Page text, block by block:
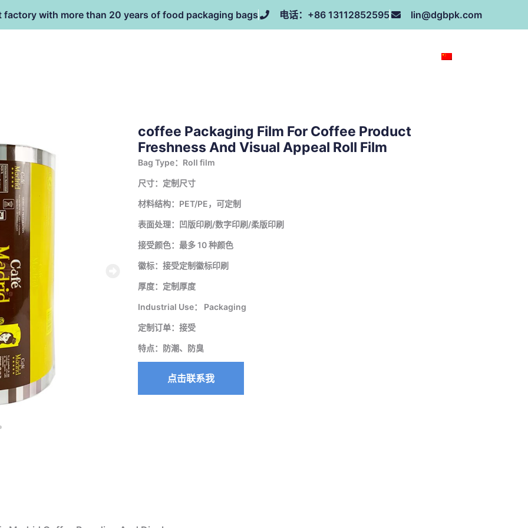
factory with more than 20 years of food packaging bags 电话：+86 13112852595 lin@dgbpk.com
coffee Packaging Film For Coffee Product
Freshness And Visual Appeal Roll Film
Bag Type：Roll film
尺寸：定制尺寸
材料结构：PET/PE，可定制
表面处理：凹版印刷/数字印刷/柔版印刷
接受颜色：最多 10 种颜色
徽标：接受定制徽标印刷
厚度：定制厚度
Industrial Use： Packaging
定制订单：接受
特点：防潮、防臭
点击联系我